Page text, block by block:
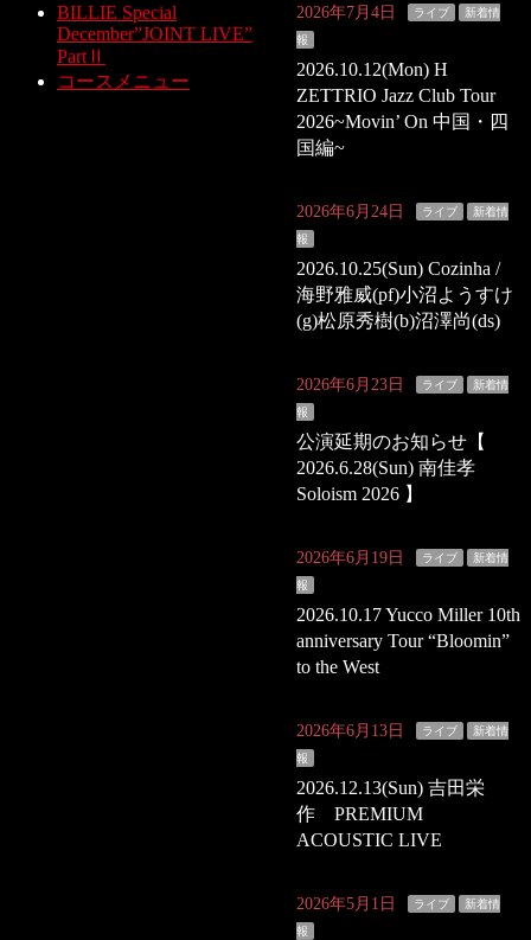
BILLIE Special
December”JOINT LIVE”
PartⅡ
コースメニュー
2026年7月4日 ライブ 新着情
報
2026.10.12(Mon) H
ZETTRIO Jazz Club Tour
2026~Movin’ On 中国・四
国編~
2026年6月24日 ライブ 新着情
報
2026.10.25(Sun) Cozinha /
海野雅威(pf)小沼ようすけ
(g)松原秀樹(b)沼澤尚(ds)
2026年6月23日 ライブ 新着情
報
公演延期のお知らせ【
2026.6.28(Sun) 南佳孝
Soloism 2026 】
2026年6月19日 ライブ 新着情
報
2026.10.17 Yucco Miller 10th
anniversary Tour “Bloomin”
to the West
2026年6月13日 ライブ 新着情
報
2026.12.13(Sun) 吉田栄
作 PREMIUM
ACOUSTIC LIVE
2026年5月1日 ライブ 新着情
報